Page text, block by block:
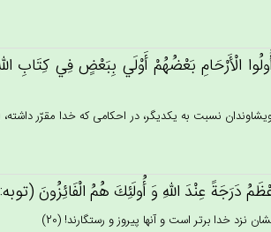
الْأَرْحَام‌ِ بَعْضُهُم‌ْ أَوْلَي‌ بِبَعْض‌ٍ فِي‌ كِتَاب‌ِ
نسبت به يكديگر، در احكامى كه خدا مقرّر داشته،
عِنْدَ الله‌ِ وَ أُولَئِك‌َ هُم‌ُ الْفَائِزُون‌َ (توبه: 20)
نزد خدا برتر است و آنها پيروز و رستگارند! (20)